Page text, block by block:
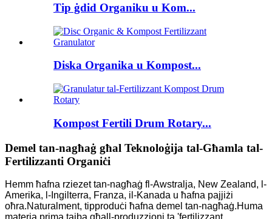
Tip ġdid Organiku u Kom...
Diska Organika u Kompost...
Kompost Fertili Drum Rotary...
Demel tan-nagħaġ għal Teknoloġija tal-Għamla tal-
Fertilizzanti Organiċi
Hemm ħafna rziezet tan-nagħaġ fl-Awstralja, New Zealand, l-
Amerika, l-Ingilterra, Franza, il-Kanada u ħafna pajjiżi
oħra.Naturalment, tipproduċi ħafna demel tan-nagħaġ.Huma